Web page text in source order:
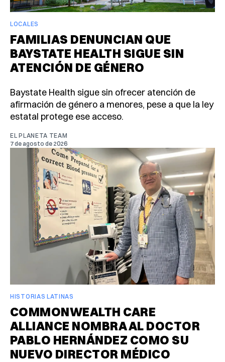
LOCALES
FAMILIAS DENUNCIAN QUE
BAYSTATE HEALTH SIGUE SIN
ATENCIÓN DE GÉNERO
Baystate Health sigue sin ofrecer atención de
afirmación de género a menores, pese a que la ley
estatal protege ese acceso.
EL PLANETA TEAM
7 de agosto de 2026
HISTORIAS LATINAS
COMMONWEALTH CARE
ALLIANCE NOMBRA AL DOCTOR
PABLO HERNÁNDEZ COMO SU
NUEVO DIRECTOR MÉDICO